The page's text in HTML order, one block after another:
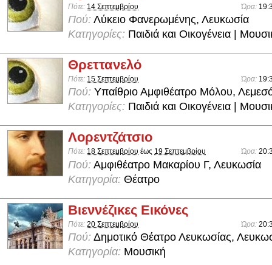
Πότε: 14 Σεπτεμβρίου Ώρα:
Πού: Λύκειο Φανερωμένης, Λευκωσία
Κατηγορίες: Παιδιά και Οικογένεια |
Θρεττανελό
Πότε: 15 Σεπτεμβρίου Ώρα:
Πού: Υπαίθριο Αμφιθέατρο Μόλου,
Κατηγορίες: Παιδιά και Οικογένεια |
Λορεντζάτσιο
Πότε: 18 Σεπτεμβρίου έως 19 Σεπτεμβρίου Ώρα:
Πού: Αμφιθέατρο Μακαρίου Γ, Λευκωσία
Κατηγορία: Θέατρο
Βιεννέζικες Εικόνες
Πότε: 20 Σεπτεμβρίου Ώρα:
Πού: Δημοτικό Θέατρο Λευκωσίας,
Κατηγορία: Μουσική